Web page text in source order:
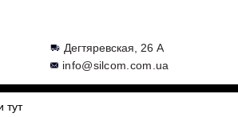
Дегтяревская, 26 А
info@silcom.com.ua